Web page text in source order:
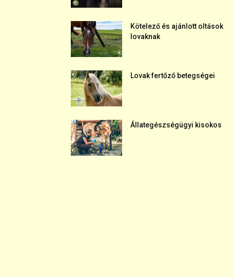
Kötelező és ajánlott oltások
lovaknak
Lovak fertőző betegségei
Állategészségügyi kisokos